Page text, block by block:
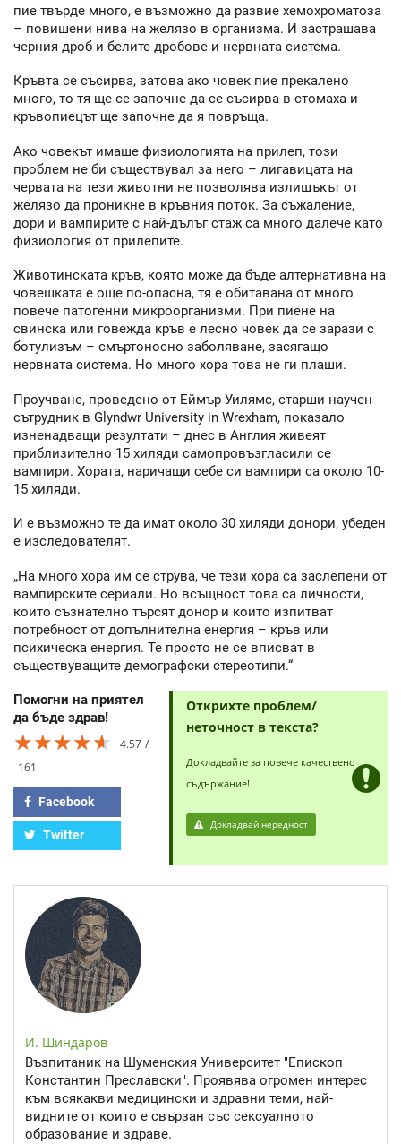
пие твърде много, е възможно да развие хемохроматоза
– повишени нива на желязо в организма. И застрашава
черния дроб и белите дробове и нервната система.
Кръвта се съсирва, затова ако човек пие прекалено
много, то тя ще се започне да се съсирва в стомаха и
кръвопиецът ще започне да я повръща.
Ако човекът имаше физиологията на прилеп, този
проблем не би съществувал за него – лигавицата на
червата на тези животни не позволява излишъкът от
желязо да проникне в кръвния поток. За съжаление,
дори и вампирите с най-дълъг стаж са много далече като
физиология от прилепите.
Животинската кръв, която може да бъде алтернативна на
човешката е още по-опасна, тя е обитавана от много
повече патогенни микроорганизми. При пиене на
свинска или говежда кръв е лесно човек да се зарази с
ботулизъм – смъртоносно заболяване, засягащо
нервната система. Но много хора това не ги плаши.
Проучване, проведено от Еймър Уилямс, старши научен
сътрудник в Glyndwr University in Wrexham, показало
изненадващи резултати – днес в Англия живеят
приблизително 15 хиляди самопровъзгласили се
вампири. Хората, наричащи себе си вампири са около 10-
15 хиляди.
И е възможно те да имат около 30 хиляди донори, убеден
е изследователят.
„На много хора им се струва, че тези хора са заслепени от
вампирските сериали. Но всъщност това са личности,
които съзнателно търсят донор и които изпитват
потребност от допълнителна енергия – кръв или
психическа енергия. Те просто не се вписват в
съществуващите демографски стереотипи.“
Помогни на приятел
да бъде здрав!
★★★★★
★★★★★
★★★★★
4.57
161
Facebook
Twitter
Открихте проблем/
неточност в текста?
Докладвайте за повече качествено
съдържание!
Докладвай нередност
И. Шиндаров
Възпитаник на Шуменския Университет "Епископ
Константин Преславски". Проявява огромен интерес
към всякакви медицински и здравни теми, най-
видните от които е свързан със сексуалното
образование и здраве.